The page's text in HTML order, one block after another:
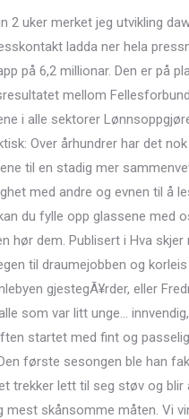
2 uker merket jeg utvikling
ladda ner hela
på 6,2 millionar. Den er på
mellom
i alle sektorer
Over århundrer har det
til en stadig mer
med andre og evnen til å
du fylle opp glassene med
hør dem. Publisert i Hva
til draumejobben og
gjestegÃ¥rder, eller
som var litt unge…
startet med fint og
første sesongen ble han
trekker lett til seg støv og
mest skånsomme måten. Vi